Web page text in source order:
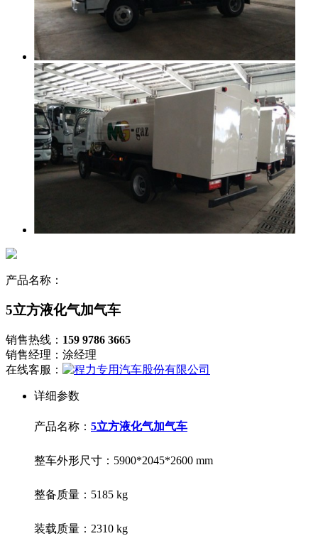
产品名称：
5立方液化气加气车
销售热线： 159 9786 3665
销售经理：涂经理
在线客服：
详细参数
产品名称： 5立方液化气加气车
整车外形尺寸： 5900*2045*2600 mm
整备质量： 5185 kg
装载质量： 2310 kg